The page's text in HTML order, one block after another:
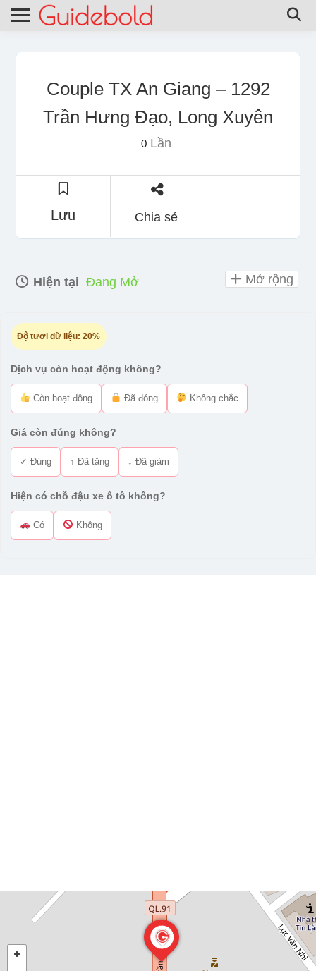
Couple TX An Giang – 1292
Trần Hưng Đạo, Long Xuyên
0Lần
Lưu Chia sẻ
Hiện tại Đang Mở
Độ tươi dữ liệu: 20%
Dịch vụ còn hoạt động không?
Còn hoạt động Đã đóng Không chắc
Giá còn đúng không?
✓ Đúng ↑ Đã tăng ↓ Đã giảm
Hiện có chỗ đậu xe ô tô không?
Có Không
Mở rộng